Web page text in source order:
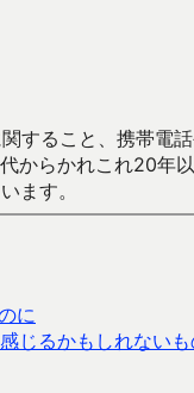
すること、携帯
からかれこれ20
ます。
に
じるかもしれない